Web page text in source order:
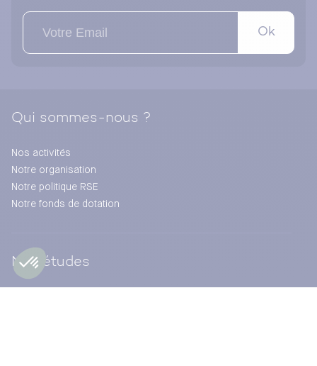
Ok
Qui sommes-nous ?
Nos activités
Notre organisation
Notre politique RSE
Notre fonds de dotation
Nos études